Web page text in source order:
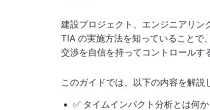
建設プロジェクト、エンジニアリン
TIA の実施方法を知っていることで
交渉を自信を持ってコントロールす
このガイドでは、以下の内容を解説
✅ タイムインパクト分析とは何か